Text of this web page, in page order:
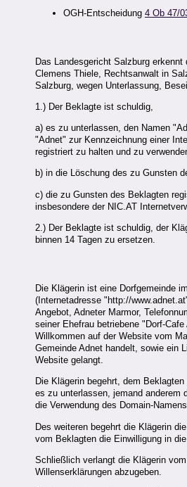
OGH-Entscheidung 4 Ob 47/
Das Landesgericht Salzburg
Clemens Thiele, Rechtsanwalt in
Salzburg, wegen Unterlassung,
1.) Der Beklagte ist schuldig,
a) es zu unterlassen, den Namen
"Adnet" zur Kennzeichnung einer
registriert zu halten und zu
b) in die Löschung des zu Gunsten
c) die zu Gunsten des Beklagten
insbesondere der NIC.AT
2.) Der Beklagte ist schuldig, der
binnen 14 Tagen zu ersetzen.
Die Klägerin ist eine Dorfgemeinde
(Internetadresse "http://
Angebot, Adneter Marmor,
seiner Ehefrau betriebene "Dorf-
Willkommen auf der Website vom
Gemeinde Adnet handelt, sowie ein
Website gelangt.
Die Klägerin begehrt, dem
es zu unterlassen, jemand anderem
die Verwendung des Domain-
Des weiteren begehrt die Klägerin
vom Beklagten die Einwilligung in
Schließlich verlangt die Klägerin
Willenserklärungen abzugeben.